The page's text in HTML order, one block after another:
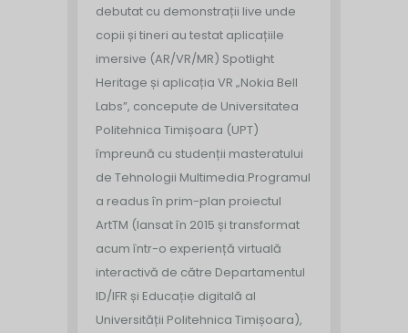
debutat cu demonstrații live unde
copii și tineri au testat aplicațiile
imersive (AR/VR/MR) Spotlight
Heritage și aplicația VR „Nokia Bell
Labs”, concepute de Universitatea
Politehnica Timișoara (UPT)
împreună cu studenții masteratului
de Tehnologii Multimedia.Programul
a readus în prim-plan proiectul
ArtTM (lansat în 2015 și transformat
acum într-o experiență virtuală
interactivă de către Departamentul
ID/IFR și Educație digitală al
Universității Politehnica Timișoara),